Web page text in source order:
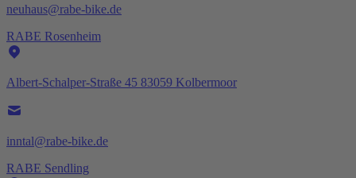
neuhaus@rabe-bike.de
RABE Rosenheim
Albert-Schalper-Straße 45 83059 Kolbermoor
inntal@rabe-bike.de
RABE Sendling